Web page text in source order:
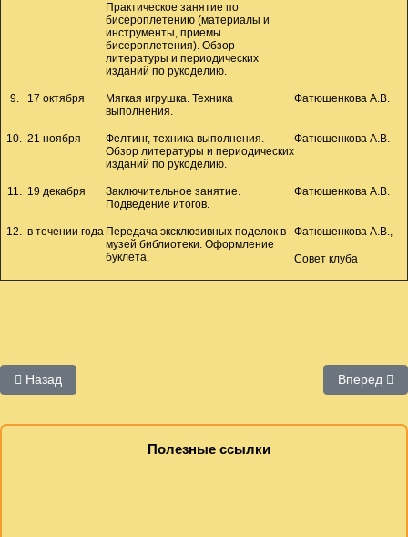
Практическое занятие по
бисероплетению (материалы и
инструменты, приемы
бисероплетения). Обзор
литературы и периодических
изданий по рукоделию.
9. 17 октября
Мягкая игрушка. Техника
выполнения.
Фатюшенкова А.В.
10. 21 ноября
Фелтинг, техника выполнения.
Обзор литературы и периодических
изданий по рукоделию.
Фатюшенкова А.В.
11. 19 декабря
Заключительное занятие.
Подведение итогов.
Фатюшенкова А.В.
12. в течении года Передача эксклюзивных поделок в
музей библиотеки. Оформление
буклета.
Фатюшенкова А.В.,
Совет клуба
Предыдущий: Планы клуба "Затейница"
Назад Вперед
Полезные ссылки